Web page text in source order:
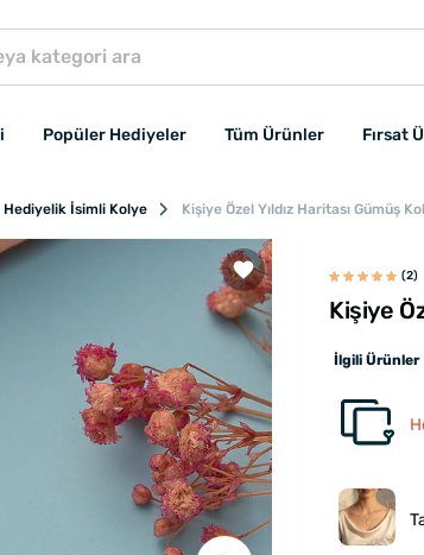
Popüler Hediyeler Tüm Ürünler Fırsat
Hediyelik İsimli Kolye Kişiye Özel Yıldız Haritası Gümüş
(2)
Kişiye
İlgili Ürünler